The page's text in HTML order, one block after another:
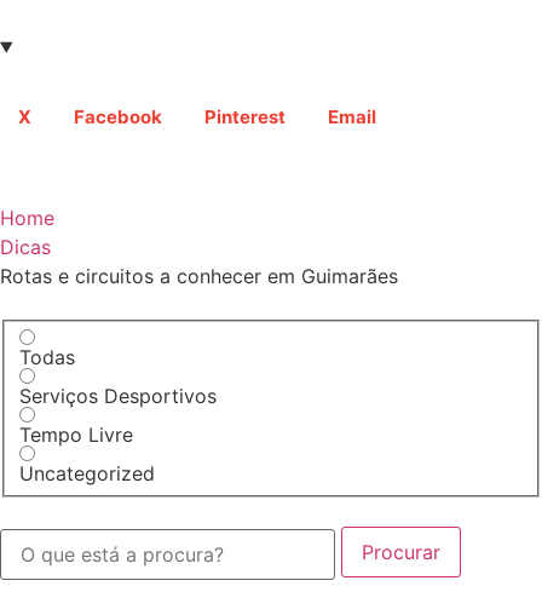
X Facebook Pinterest Email
Home
Dicas
Rotas e circuitos a conhecer em Guimarães
Todas
Serviços Desportivos
Tempo Livre
Uncategorized
Procurar